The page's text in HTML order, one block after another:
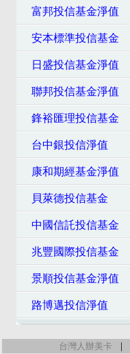
富邦投信基金淨值
安本標準投信基金
日盛投信基金淨值
聯邦投信基金淨值
鋒裕匯理投信基金
台中銀投信淨值
康和期經基金淨值
貝萊德投信基金
中國信託投信基金
兆豐國際投信基金
景順投信基金淨值
路博邁投信淨值
台灣人辦美卡 |